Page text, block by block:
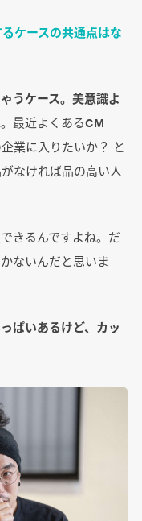
ケースの共通点はな
うケース。美意識よ
最近よくあるCM
業に入りたいか？ と
なければ品の高い人
きるんですよね。だ
ないんだと思いま
ぱいあるけど、カッ